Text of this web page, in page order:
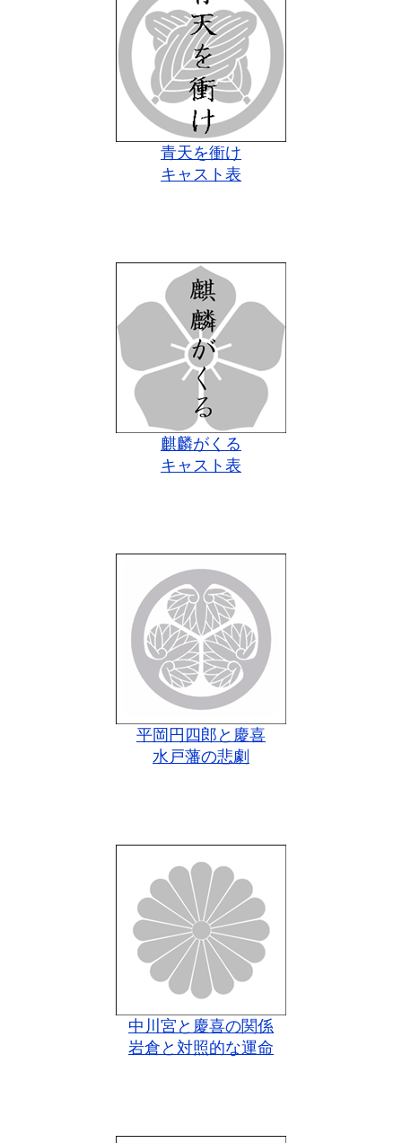
青天を衝け
キャスト表
麒麟がくる
キャスト表
平岡円四郎と慶喜
水戸藩の悲劇
中川宮と慶喜の関係
岩倉と対照的な運命